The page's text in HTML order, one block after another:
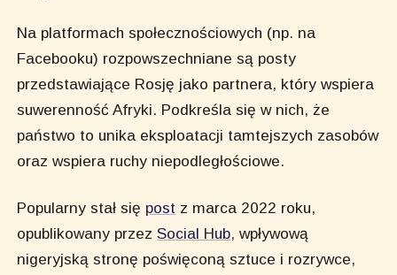
Na platformach społecznościowych (np. na
Facebooku) rozpowszechniane są posty
przedstawiające Rosję jako partnera, który wspiera
suwerenność Afryki. Podkreśla się w nich, że
państwo to unika eksploatacji tamtejszych zasobów
oraz wspiera ruchy niepodległościowe.
Popularny stał się post z marca 2022 roku,
opublikowany przezSocial Hub, wpływową
nigeryjską stronę poświęconą sztuce i rozrywce,